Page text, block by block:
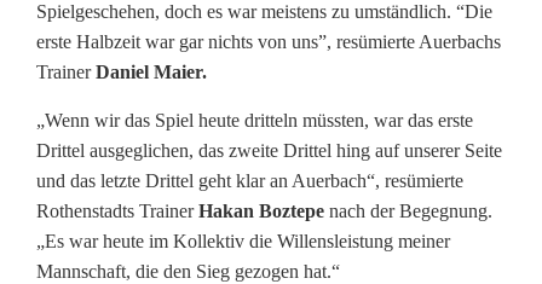
c
h
e
n
,
w
Spielgeschehen, doch es war meistens zu umständlich. “Die
erste Halbzeit war gar nichts von uns”, resümierte Auerbachs
TrainerDaniel Maier.
„Wenn wir das Spiel heute dritteln müssten, war das erste
Drittel ausgeglichen, das zweite Drittel hing auf unserer Seite
und das letzte Drittel geht klar an Auerbach“, resümierte
Rothenstadts TrainerHakan Boztepe nach der Begegnung.
„Es war heute im Kollektiv die Willensleistung meiner
Mannschaft, die den Sieg gezogen hat.“